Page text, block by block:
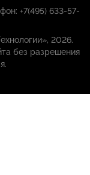
+7(495) 633-57-
2026.
без разрешения